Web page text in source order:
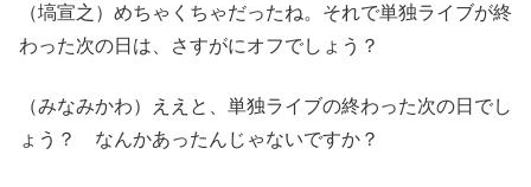
（塙宣之）めちゃくちゃだったね。それで単独ライブが終
わった次の日は、さすがにオフでしょう？
（みなみかわ）ええと、単独ライブの終わった次の日でし
ょう？ なんかあったんじゃないですか？